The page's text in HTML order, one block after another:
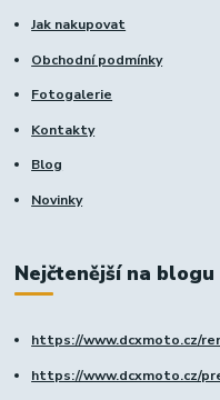
Jak nakupovat
Obchodní podmínky
Fotogalerie
Kontakty
Blog
Novinky
Nejčtenější na blogu
https://www.dcxmoto.cz/
https://www.dcxmoto.cz/